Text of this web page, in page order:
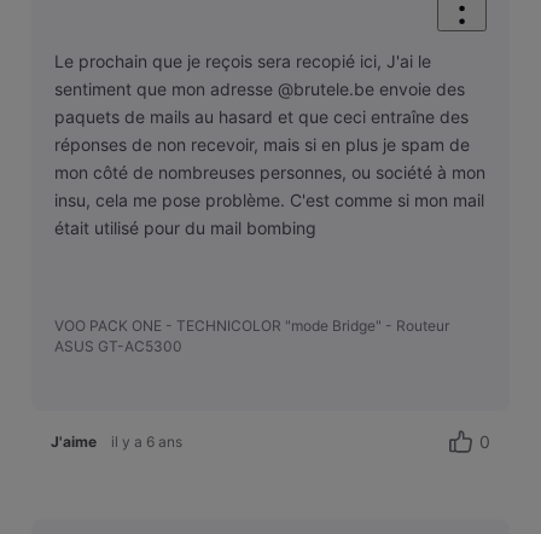
Le prochain que je reçois sera recopié ici, J'ai le
sentiment que mon adresse @brutele.be envoie des
paquets de mails au hasard et que ceci entraîne des
réponses de non recevoir, mais si en plus je spam de
mon côté de nombreuses personnes, ou société à mon
insu, cela me pose problème. C'est comme si mon mail
était utilisé pour du mail bombing
VOO PACK ONE - TECHNICOLOR "mode Bridge" - Routeur
ASUS GT-AC5300
J'aime il y a 6 ans 0